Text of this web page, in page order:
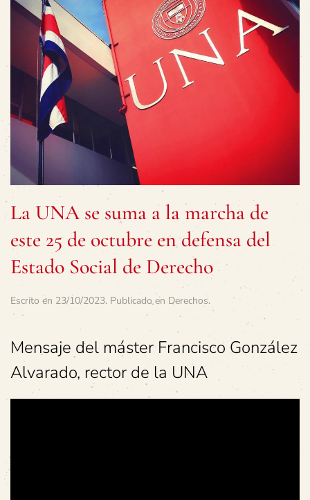
La UNA se suma a la marcha de
este 25 de octubre en defensa del
Estado Social de Derecho
Escrito en 23/10/2023. Publicado en Derechos.
Mensaje del máster Francisco González
Alvarado, rector de la UNA